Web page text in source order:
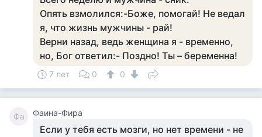
Опять взмолился:-Боже, помогай! Не ведал
я, что жизнь мужчины - рай!
Верни назад, ведь женщина я - временно,
но, Бог ответил:- Поздно! Ты – беременна!
7 лет 0 0
Фа Фаина-Фира
Если у тебя есть мозги, но нет времени - не